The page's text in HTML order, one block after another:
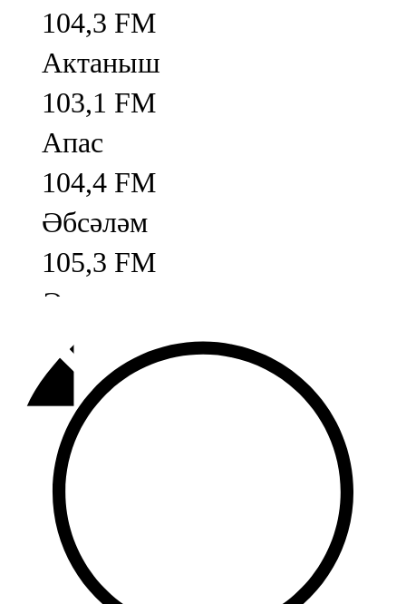
104,3 FM
Актаныш
103,1 FM
Апас
104,4 FM
Әбсәләм
105,3 FM
Әлмәт
92,9 FM
Базарлы матак
107,1 FM
Балык бистәсе
104,9 FM
Баулы
107,5 FM